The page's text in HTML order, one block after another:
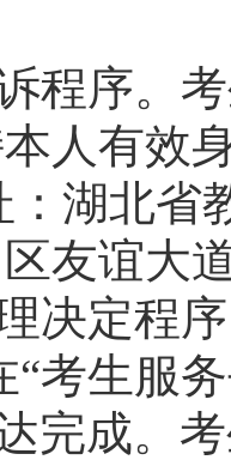
序。考
人有效
：湖北省
友谊大
定程序
“考生服
完成。